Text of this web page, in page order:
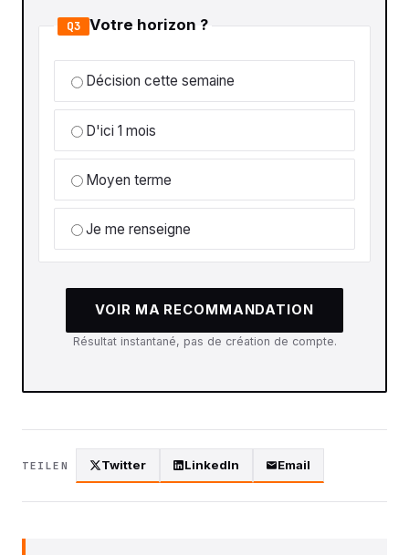
Q3 Votre horizon ?
Décision cette semaine
D'ici 1 mois
Moyen terme
Je me renseigne
VOIR MA RECOMMANDATION
Résultat instantané, pas de création de compte.
TEILEN Twitter LinkedIn Email